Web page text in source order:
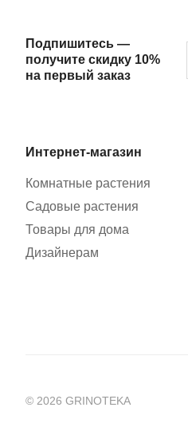
Подпишитесь —
получите скидку 10%
на первый заказ
Интернет-магазин
Комнатные растения
Садовые растения
Товары для дома
Дизайнерам
© 2026 GRINOTEKA